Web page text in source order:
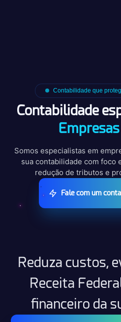
Contabilidade que
Contabilidade
Somos especialistas em
sua contabilidade com foco
redução de tributos e
Fale com um
Reduza custos,
Receita
financeiro da